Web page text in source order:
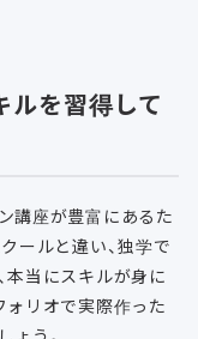
を習得して
講座が豊富にあるた
ールと違い、独学で
本当にスキルが身に
ォリオで実際作った